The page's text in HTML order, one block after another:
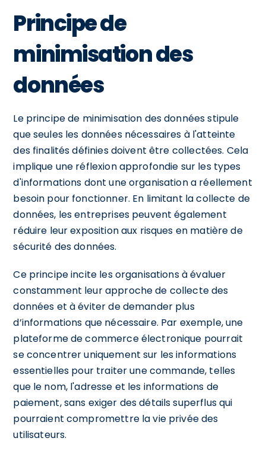
Principe de
minimisation des
données
Le principe de minimisation des données stipule
que seules les données nécessaires à l'atteinte
des finalités définies doivent être collectées. Cela
implique une réflexion approfondie sur les types
d'informations dont une organisation a réellement
besoin pour fonctionner. En limitant la collecte de
données, les entreprises peuvent également
réduire leur exposition aux risques en matière de
sécurité des données.
Ce principe incite les organisations à évaluer
constamment leur approche de collecte des
données et à éviter de demander plus
d’informations que nécessaire. Par exemple, une
plateforme de commerce électronique pourrait
se concentrer uniquement sur les informations
essentielles pour traiter une commande, telles
que le nom, l'adresse et les informations de
paiement, sans exiger des détails superflus qui
pourraient compromettre la vie privée des
utilisateurs.